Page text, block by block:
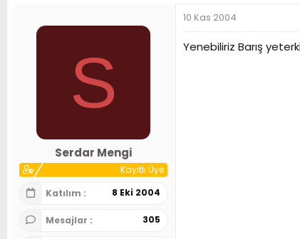
S
Serdar Mengi
Kayıtlı Üye
Katılım
8 Eki 2004
Mesajlar 305
10 Kas 2004
Yenebiliriz Barış